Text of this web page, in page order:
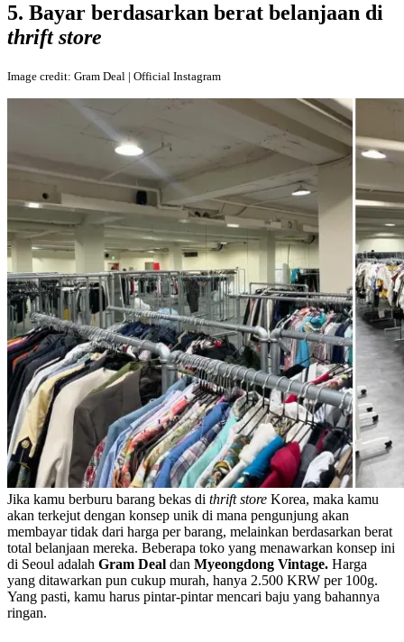
5. Bayar berdasarkan berat belanjaan di
thrift store
Image credit: Gram Deal | Official Instagram
Jika kamu berburu barang bekas di thrift store Korea, maka kamu
akan terkejut dengan konsep unik di mana pengunjung akan
membayar tidak dari harga per barang, melainkan berdasarkan berat
total belanjaan mereka. Beberapa toko yang menawarkan konsep ini
di Seoul adalah Gram Deal dan Myeongdong Vintage. Harga
yang ditawarkan pun cukup murah, hanya 2.500 KRW per 100g.
Yang pasti, kamu harus pintar-pintar mencari baju yang bahannya
ringan.